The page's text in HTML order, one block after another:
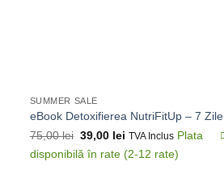
SUMMER SALE
eBook Detoxifierea NutriFitUp – 7 Zile
75,00lei 39,00 lei TVA Inclus